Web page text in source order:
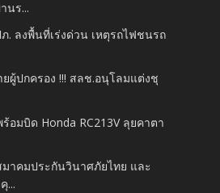
นร...
. ลงพื้นที่เร่งด่วน เหตุรถไฟชนรถ
ผู้ปกครอง !!! สลช.อนุโลมแต่งชุ
อมบิด Honda RC213V ลุยคาตา
าคมประกันวินาศภัยไทย และ
...